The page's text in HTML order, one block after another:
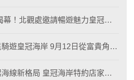
幕！北觀處邀請暢遊魅力皇冠海
騎遊皇冠海岸 9月12日從富貴角出
線新格局 皇冠海岸特約店家、